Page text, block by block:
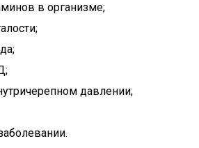
в организме;
давлении;